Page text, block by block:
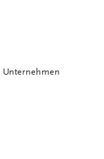
Unternehmen